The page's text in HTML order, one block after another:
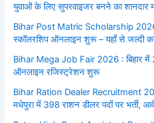
युवाओं के लिए सुपरवाइजर बनने का
Bihar Post Matric Scholarship 2026
स्कॉलरशिप ऑनलाइन शुरू – यहाँ से जल्दी
Bihar Mega Job Fair 2026 : बिहार में
ऑनलाइन रजिस्ट्रेशन शुरू
Bihar Ration Dealer Recruitment
मधेपुरा में 398 राशन डीलर पदों पर भर्ती,